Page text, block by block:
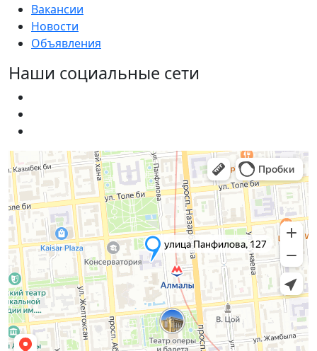
Вакансии
Новости
Объявления
Наши социальные сети